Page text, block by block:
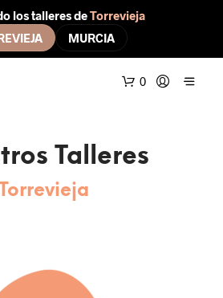
los talleres deTorrevieja
MURCIA
0
Talleres
Torrevieja